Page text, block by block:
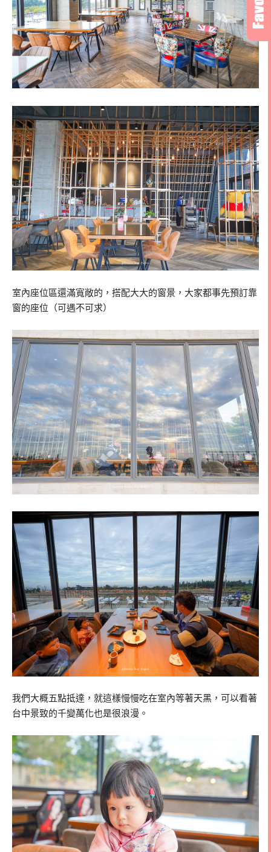
室內座位區還滿寬敞的，搭配大大的窗景，大家都事先預訂靠
窗的座位（可遇不可求）
我們大概五點抵達，就這樣慢慢吃在室內等著天黑，可以看著
台中景致的千變萬化也是很浪漫。